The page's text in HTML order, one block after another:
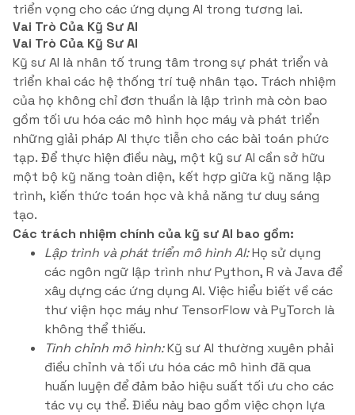
triển vọng cho các ứng dụng AI trong tương lai.
Vai Trò Của Kỹ Sư AI
Vai Trò Của Kỹ Sư AI
Kỹ sư AI là nhân tố trung tâm trong sự phát triển và
triển khai các hệ thống trí tuệ nhân tạo. Trách nhiệm
của họ không chỉ đơn thuần là lập trình mà còn bao
gồm tối ưu hóa các mô hình học máy và phát triển
những giải pháp AI thực tiễn cho các bài toán phức
tạp. Để thực hiện điều này, một kỹ sư AI cần sở hữu
một bộ kỹ năng toàn diện, kết hợp giữa kỹ năng lập
trình, kiến thức toán học và khả năng tư duy sáng
tạo.
Các trách nhiệm chính của kỹ sư AI bao gồm:
Lập trình và phát triển mô hình AI:Họ sử dụng
các ngôn ngữ lập trình như Python, R và Java để
xây dựng các ứng dụng AI. Việc hiểu biết về các
thư viện học máy như TensorFlow và PyTorch là
không thể thiếu.
Tinh chỉnh mô hình:Kỹ sư AI thường xuyên phải
điều chỉnh và tối ưu hóa các mô hình đã qua
huấn luyện để đảm bảo hiệu suất tối ưu cho các
tác vụ cụ thể. Điều này bao gồm việc chọn lựa